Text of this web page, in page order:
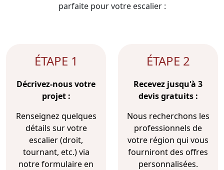
parfaite pour votre escalier :
ÉTAPE 1
Décrivez-nous votre
projet :
Renseignez quelques
détails sur votre
escalier (droit,
tournant, etc.) via
notre formulaire en
ÉTAPE 2
Recevez jusqu'à 3
devis gratuits :
Nous recherchons les
professionnels de
votre région qui vous
fourniront des offres
personnalisées.